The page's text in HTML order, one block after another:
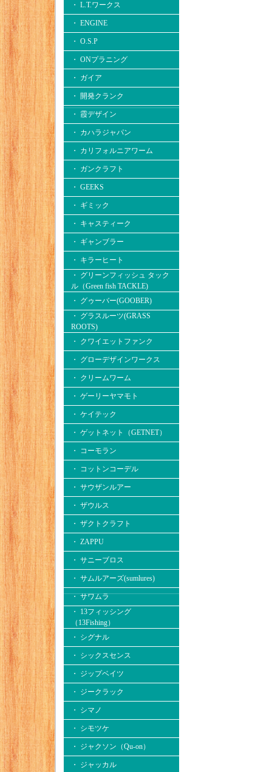
・ L.T.ワークス
・ ENGINE
・ O.S.P
・ ONプラニング
・ ガイア
・ 開発クランク
・ 霞デザイン
・ カハラジャパン
・ カリフォルニアワーム
・ ガンクラフト
・ GEEKS
・ ギミック
・ キャスティーク
・ ギャンブラー
・ キラーヒート
・ グリーンフィッシュ タック
ル（Green fish TACKLE)
・ グゥーバー(GOOBER)
・ グラスルーツ(GRASS
ROOTS)
・ クワイエットファンク
・ グローデザインワークス
・ クリームワーム
・ ゲーリーヤマモト
・ ケイテック
・ ゲットネット（GETNET）
・ コーモラン
・ コットンコーデル
・ サウザンルアー
・ ザウルス
・ ザクトクラフト
・ ZAPPU
・ サニーブロス
・ サムルアーズ(sumlures)
・ サワムラ
・ 13フィッシング
（13Fishing）
・ シグナル
・ シックスセンス
・ ジップベイツ
・ ジークラック
・ シマノ
・ シモツケ
・ ジャクソン（Qu-on）
・ ジャッカル